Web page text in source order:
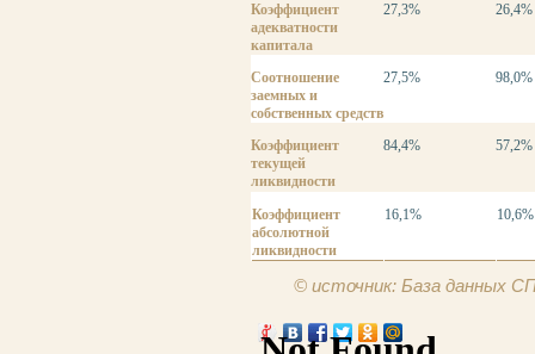
Коэффициент
адекватности
капитала
27,3% 26,4%
Соотношение
заемных и
собственных средств
27,5% 98,0%
Коэффициент
текущей
ликвидности
84,4% 57,2%
Коэффициент
абсолютной
ликвидности
16,1% 10,6%
© источник: База данных